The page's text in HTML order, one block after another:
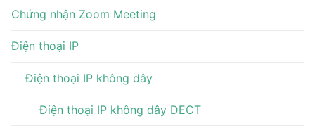
Chứng nhận Zoom Meeting
Điện thoại IP
Điện thoại IP không dây
Điện thoại IP không dây DECT